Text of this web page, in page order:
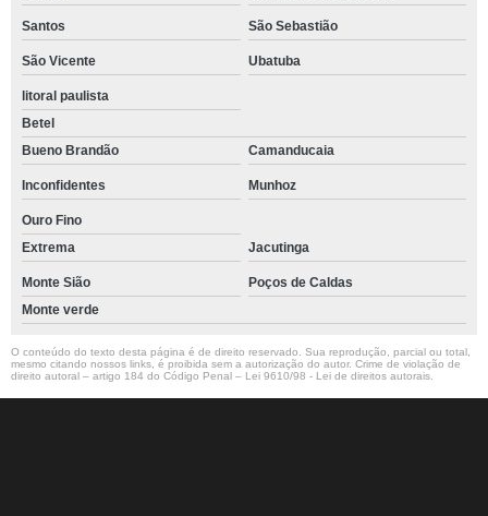
Santos São Sebastião
São Vicente Ubatuba
litoral paulista
Betel
Bueno Brandão
Camanducaia
Inconfidentes Munhoz
Ouro Fino
Extrema
Jacutinga
Monte Sião
Poços de Caldas
Monte verde
O conteúdo do texto desta página é de direito reservado. Sua reprodução, parcial ou total,
mesmo citando nossos links, é proibida sem a autorização do autor. Crime de violação de
direito autoral – artigo 184 do Código Penal – Lei 9610/98 - Lei de direitos autorais